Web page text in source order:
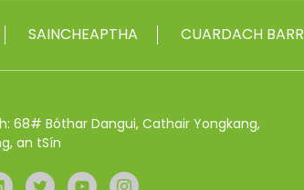
SAINCHEAPTHA CUARDACH BARR
68# Bóthar Dangui, Cathair Yongkang,
an tSín